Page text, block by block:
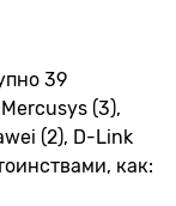
39
(3),
(2), D-Link
как: